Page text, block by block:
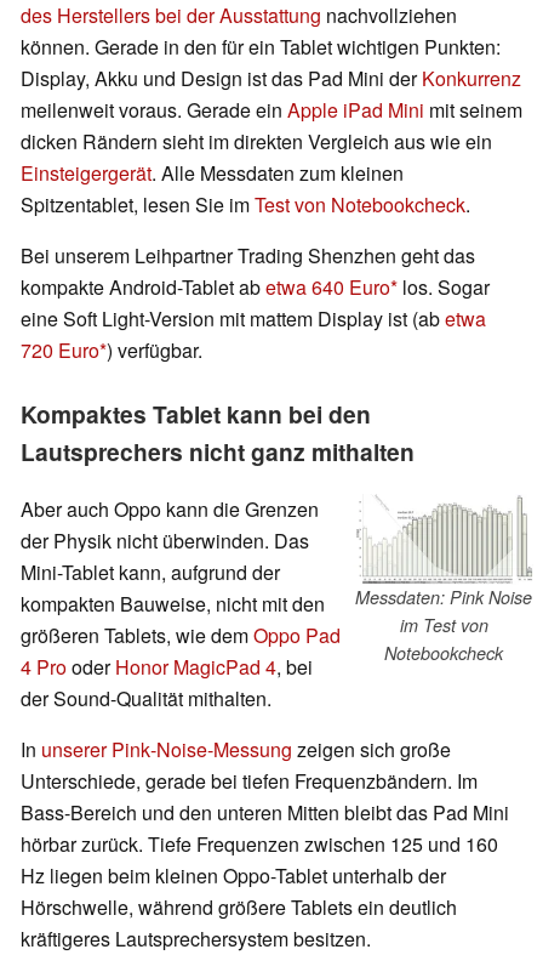
des Herstellers bei der Ausstattung nachvollziehen
können. Gerade in den für ein Tablet wichtigen Punkten:
Display, Akku und Design ist das Pad Mini derKonkurrenz
meilenweit voraus. Gerade ein Apple iPad Mini mit seinem
dicken Rändern sieht im direkten Vergleich aus wie ein
Einsteigergerät. Alle Messdaten zum kleinen
Spitzentablet, lesen Sie imTest von Notebookcheck.
Bei unserem Leihpartner Trading Shenzhen geht das
kompakte Android-Tablet abetwa 640 Euro los. Sogar
eine Soft Light-Version mit mattem Display ist (abetwa
720 Euro ) verfügbar.
Kompaktes Tablet kann bei den
Lautsprechers nicht ganz mithalten
Messdaten: Pink Noise
im Test von
Notebookcheck
Aber auch Oppo kann die Grenzen
der Physik nicht überwinden. Das
Mini-Tablet kann, aufgrund der
kompakten Bauweise, nicht mit den
größeren Tablets, wie demOppo Pad
4 ProoderHonor MagicPad 4, bei
der Sound-Qualität mithalten.
In unserer Pink‑Noise‑Messung zeigen sich große
Unterschiede, gerade bei tiefen Frequenzbändern. Im
Bass-Bereich und den unteren Mitten bleibt das Pad Mini
hörbar zurück. Tiefe Frequenzen zwischen 125 und 160
Hz liegen beim kleinen Oppo-Tablet unterhalb der
Hörschwelle, während größere Tablets ein deutlich
kräftigeres Lautsprechersystem besitzen.